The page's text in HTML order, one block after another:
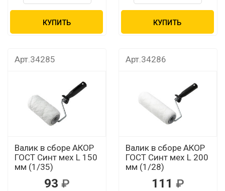
КУПИТЬ КУПИТЬ
Арт.34285
Валик в сборе АКОР
ГОСТ Синт мех L 150
мм (1/35)
93
Арт.34286
Валик в сборе АКОР
ГОСТ Синт мех L 200
мм (1/28)
111